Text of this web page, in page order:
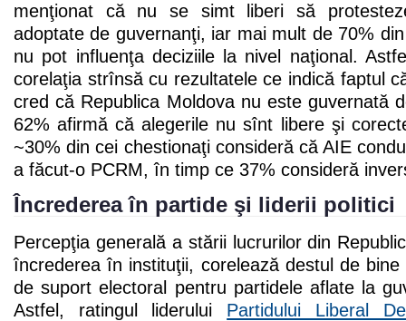
menţionat că nu se simt liberi să
adoptate de guvernanţi, iar mai mult de 70%
nu pot influenţa deciziile la nivel naţional.
corelaţia strînsă cu rezultatele ce indică faptul
cred că Republica Moldova nu este guvernată
62% afirmă că alegerile nu sînt libere şi
~30% din cei chestionaţi consideră că AIE
a făcut-o PCRM, în timp ce 37% consideră
Încrederea în partide şi liderii politici
Percepţia generală a stării lucrurilor din
încrederea în instituţii, corelează destul de
de suport electoral pentru partidele aflate la
Astfel, ratingul liderului Partidului Liberal